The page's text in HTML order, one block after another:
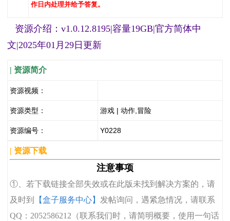
作日内处理并给予答复。
资源介绍：v1.0.12.8195|容量19GB|官方简体中
文|2025年01月29日更新
| 资源简介
资源视频：
资源类型： 游戏 | 动作,冒险
资源编号： Y0228
| 资源下载
注意事项
①、若下载链接全部失效或在此版未找到解决方案的，请
及时到
【盒子服务中心】 发帖询问，遇紧急情况，请联系
QQ：2052586212（联系我们时，请简明概要，使用一句话